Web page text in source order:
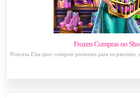
Frozen Compras no
Princesa Elsa quer comprar presentes para os parentes,